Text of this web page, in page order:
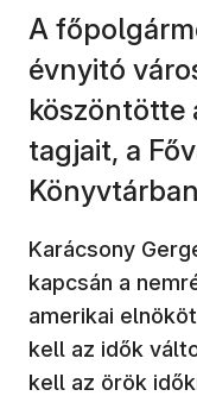
A
évnyitó
köszöntötte
tagjait, a
Karácsony
kapcsán a
amerikai
kell az idők
kell az örök